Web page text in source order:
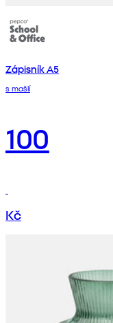
Zápisník A5
s mašlí
100
Kč